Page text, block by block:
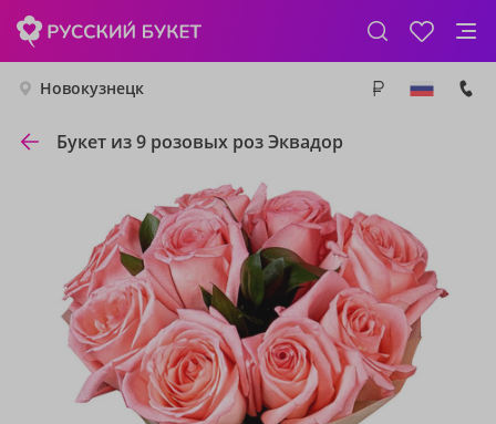
Новокузнецк
Букет из 9 розовых роз Эквадор